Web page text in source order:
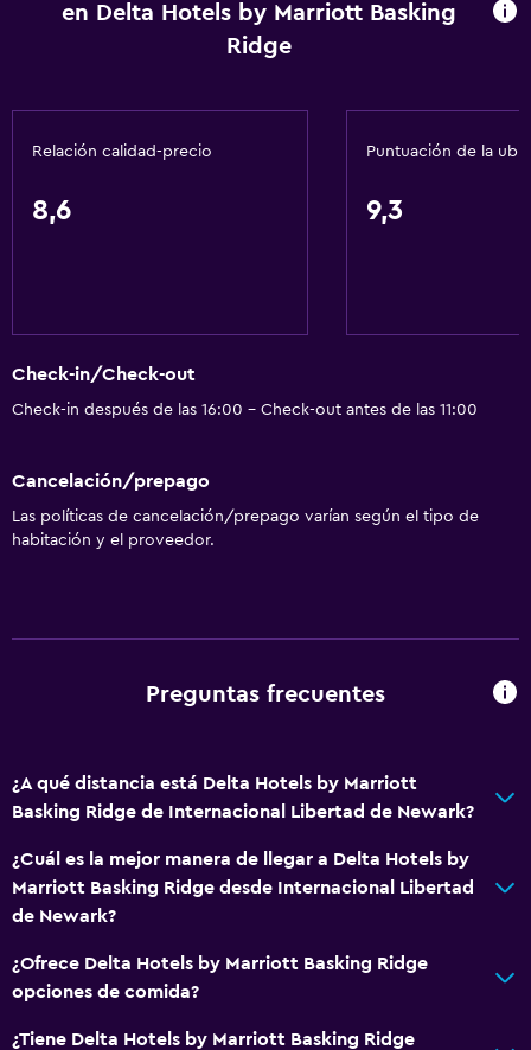
en Delta Hotels by Marriott Basking
Ridge
Relación calidad-precio
8,6
Puntuación de la
9,3
Check-in/Check-out
Check-in después de las 16:00 - Check-out antes de las 11:00
Cancelación/prepago
Las políticas de cancelación/prepago varían según el tipo de
habitación y el proveedor.
Preguntas frecuentes
¿A qué distancia está Delta Hotels by Marriott
Basking Ridge de Internacional Libertad de Newark?
¿Cuál es la mejor manera de llegar a Delta Hotels by
Marriott Basking Ridge desde Internacional Libertad
de Newark?
¿Ofrece Delta Hotels by Marriott Basking Ridge
opciones de comida?
¿Tiene Delta Hotels by Marriott Basking Ridge